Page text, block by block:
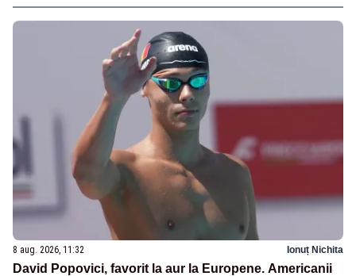
8 aug. 2026, 11:32 Ionuț Nichita
David Popovici, favorit la aur la Europene. Americanii